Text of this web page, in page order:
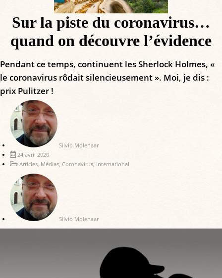
Sur la piste du coronavirus…
quand on découvre l’évidence
Pendant ce temps, continuent les Sherlock Holmes, «
le coronavirus rôdait silencieusement ». Moi, je dis :
prix Pulitzer !
Silvio Molenaar
24 avril 2020
Articles Médias Coronavirus International
Silvio Molenaar